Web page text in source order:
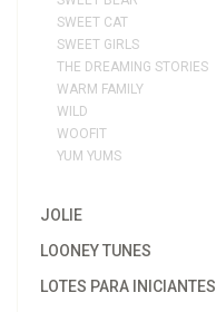
SWEET CAT
SWEET GIRLS
THE DREAMING STORIES
WARM FAMILY
WILD
WOOFIT
YUM YUMS
JOLIE
LOONEY TUNES
LOTES PARA INICIANTES